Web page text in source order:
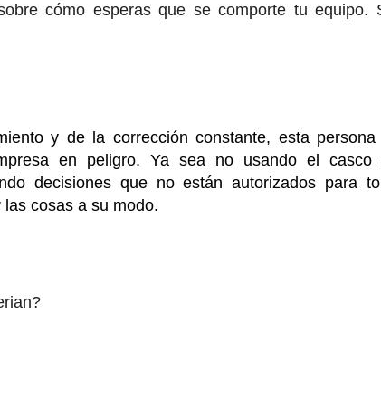
cómo esperas que se comporte tu equipo.
y de la corrección constante, esta
en peligro. Ya sea no usando el casco
decisiones que no están autorizados para
cosas a su modo.